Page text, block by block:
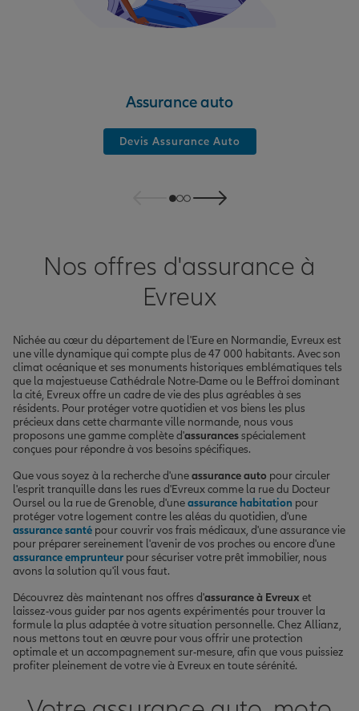
Assurance auto
Devis Assurance Auto
Nos offres d'assurance à
Evreux
Nichée au cœur du département de l'Eure en Normandie, Evreux est
une ville dynamique qui compte plus de 47 000 habitants. Avec son
climat océanique et ses monuments historiques emblématiques tels
que la majestueuse Cathédrale Notre-Dame ou le Beffroi dominant
la cité, Evreux offre un cadre de vie des plus agréables à ses
résidents. Pour protéger votre quotidien et vos biens les plus
précieux dans cette charmante ville normande, nous vous
proposons une gamme complète d'assurancesspécialement
conçues pour répondre à vos besoins spécifiques.
Que vous soyez à la recherche d'uneassurance auto pour circuler
l'esprit tranquille dans les rues d'Evreux comme la rue du Docteur
Oursel ou la rue de Grenoble, d'uneassurance habitation pour
protéger votre logement contre les aléas du quotidien, d'une
assurance santé pour couvrir vos frais médicaux, d'une assurance vie
pour préparer sereinement l'avenir de vos proches ou encore d'une
assurance emprunteur pour sécuriser votre prêt immobilier, nous
avons la solution qu'il vous faut.
Découvrez dès maintenant nos offres d'assurance à Evreuxet
laissez-vous guider par nos agents expérimentés pour trouver la
formule la plus adaptée à votre situation personnelle. Chez Allianz,
nous mettons tout en œuvre pour vous offrir une protection
optimale et un accompagnement sur-mesure, afin que vous puissiez
profiter pleinement de votre vie à Evreux en toute sérénité.